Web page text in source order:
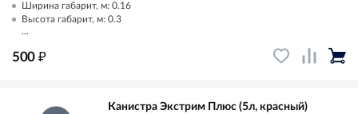
Ширина габарит, м: 0.16
Высота габарит, м: 0.3
...
500 ₽
Канистра Экстрим Плюс (5л, красный)